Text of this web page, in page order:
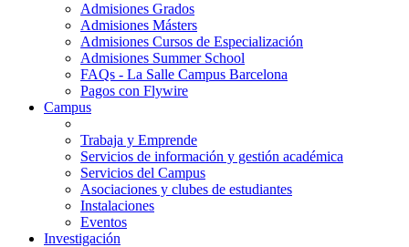
Admisiones Grados
Admisiones Másters
Admisiones Cursos de Especialización
Admisiones Summer School
FAQs - La Salle Campus Barcelona
Pagos con Flywire
Campus
Trabaja y Emprende
Servicios de información y gestión académica
Servicios del Campus
Asociaciones y clubes de estudiantes
Instalaciones
Eventos
Investigación